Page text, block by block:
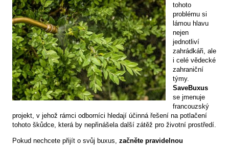
tohoto
problému si
lámou hlavu
nejen
jednotliví
zahrádkáři, ale
i celé vědecké
zahraniční
týmy.
SaveBuxus
se jmenuje
francouzský
projekt, v jehož rámci odborníci hledají účinná řešení na potlačení
tohoto škůdce, která by nepřinášela další zátěž pro životní prostředí.
Pokud nechcete přijít o svůj buxus, začněte pravidelnou